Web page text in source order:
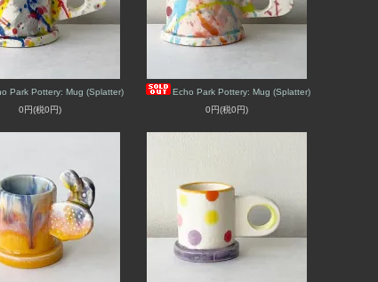
Park Pottery: Mug (Splatter)
0円(税0円)
Echo Park Pottery: Mug (Splatter)
0円(税0円)